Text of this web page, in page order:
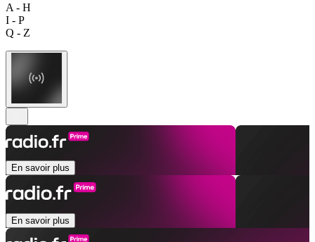
A - H
I - P
Q - Z
En savoir plus
En savoir plus